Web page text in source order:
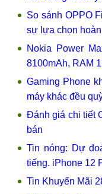
So sánh OPPO
sự lựa chọn
Nokia Power
8100mAh, RAM
Gaming Phone
máy khác đều
Đánh giá chi tiết
bán
Tin nóng: Dự
tiếng. iPhone 12
Tin Khuyến Mãi